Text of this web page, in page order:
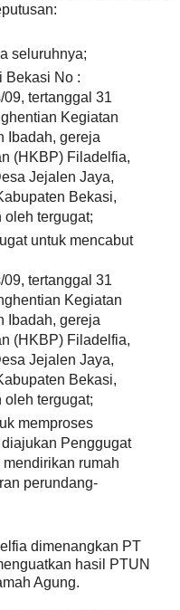
seluruhnya;
Bekasi No :
tertanggal 31
Kegiatan
Ibadah, gereja
(HKBP) Filadelfia,
Jejalen Jaya,
Bekasi,
oleh tergugat;
untuk mencabut
tertanggal 31
Kegiatan
Ibadah, gereja
(HKBP) Filadelfia,
Jejalen Jaya,
Bekasi,
oleh tergugat;
memproses
Penggugat
rumah
perundang-
dimenangkan PT
hasil PTUN
Agung.